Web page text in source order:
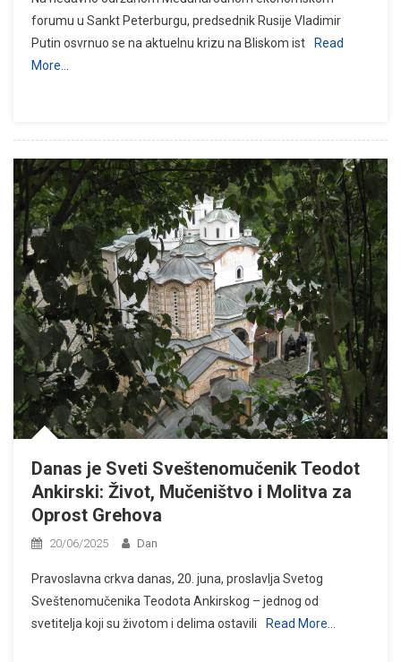
forumu u Sankt Peterburgu, predsednik Rusije Vladimir
Putin osvrnuo se na aktuelnu krizu na Bliskom ist
Read
More…
Danas je Sveti Sveštenomučenik Teodot
Ankirski: Život, Mučeništvo i Molitva za
Oprost Grehova
20/06/2025 Dan
Pravoslavna crkva danas, 20. juna, proslavlja Svetog
Sveštenomučenika Teodota Ankirskog – jednog od
svetitelja koji su životom i delima ostavili
Read More…